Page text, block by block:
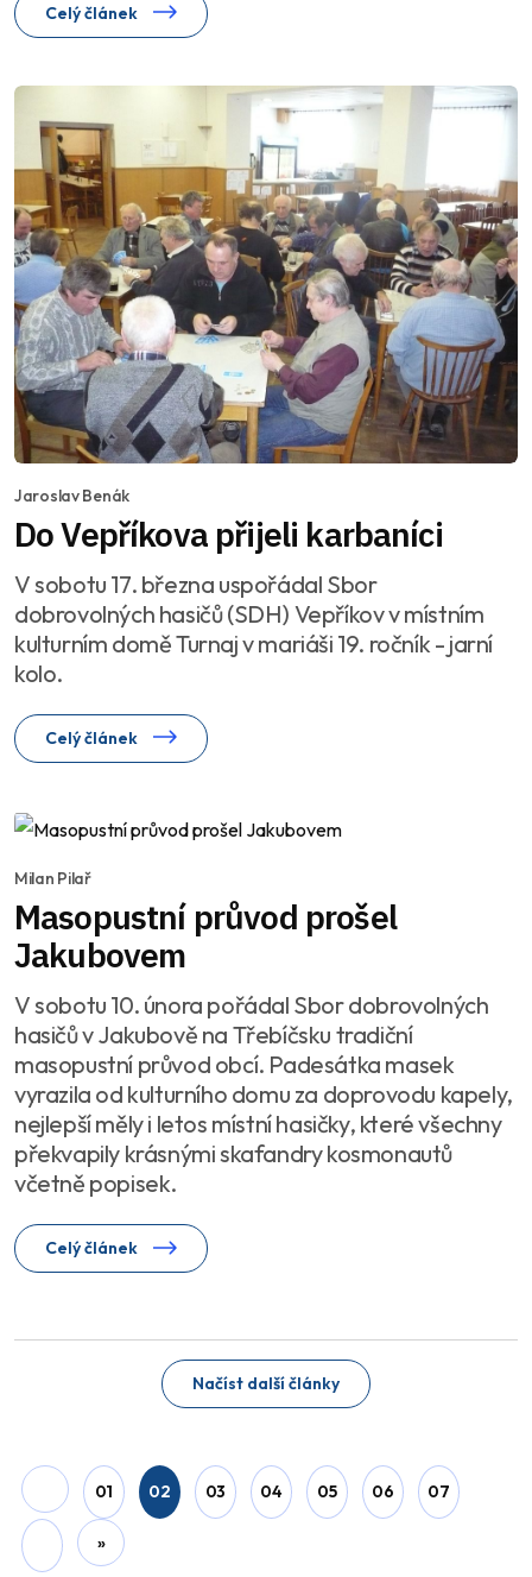
Celý článek
Jaroslav Benák
Do Vepříkova přijeli karbaníci
V sobotu 17. března uspořádal Sbor
dobrovolných hasičů (SDH) Vepříkov v místním
kulturním domě Turnaj v mariáši 19. ročník - jarní
kolo.
Celý článek
Milan Pilař
Masopustní průvod prošel
Jakubovem
V sobotu 10. února pořádal Sbor dobrovolných
hasičů v Jakubově na Třebíčsku tradiční
masopustní průvod obcí. Padesátka masek
vyrazila od kulturního domu za doprovodu kapely,
nejlepší měly i letos místní hasičky, které všechny
překvapily krásnými skafandry kosmonautů
včetně popisek.
Celý článek